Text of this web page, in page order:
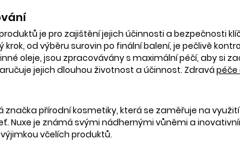
je pro zajištění jejich účinnosti a bezpečnosti
krok, od výběru surovin po finální balení, je pečlivě
oleje, jsou zpracovávány s maximální péčí, aby si
jejich dlouhou životnost a účinnost. Zdravápéče
značka přírodní kosmetiky, která se zaměřuje na
Nuxe je známá svými nádhernými vůněmi a
včelích produktů.